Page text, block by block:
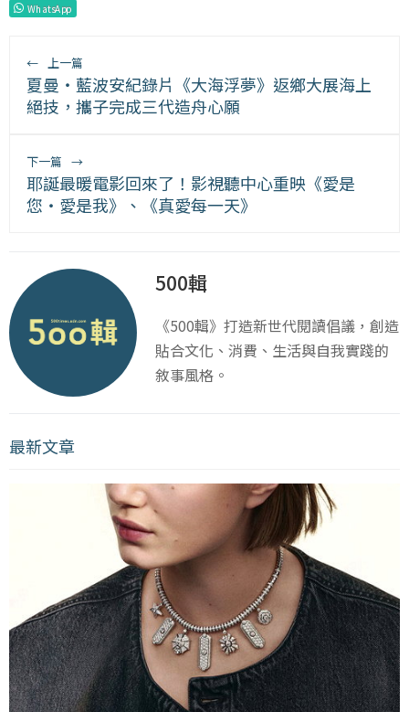
WhatsApp
← 上一篇
夏曼・藍波安紀錄片《大海浮夢》返鄉大展海上
絕技，攜子完成三代造舟心願
下一篇 →
耶誕最暖電影回來了！影視聽中心重映《愛是
您・愛是我》、《真愛每一天》
500輯
《500輯》打造新世代閱讀倡議，創造
貼合文化、消費、生活與自我實踐的
敘事風格。
最新文章